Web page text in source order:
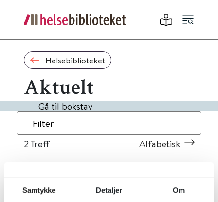
Samtykke Detaljer Om
Helsebiblioteket
Aktuelt
Gå til bokstav
Filter
2 Treff Alfabetisk